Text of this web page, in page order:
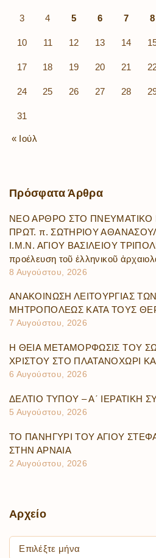
3 4 5 6 7 8
10 11 12 13 14
17 18 19 20 21
24 25 26 27 28
31
« Ιούλ
Πρόσφατα Άρθρα
ΝΕΟ ΑΡΘΡΟ ΣΤΟ ΠΝΕΥΜΑΤΙΚΟ
ΠΡΩΤ. π. ΣΩΤΗΡΙΟΥ
Ι.Μ.Ν. ΑΓΙΟΥ ΒΑΣΙΛΕΙΟΥ
προέλευση τοῦ ἑλληνικοῦ
8 Αυγούστου, 2026
ΑΝΑΚΟΙΝΩΣΗ ΛΕΙΤΟΥΡΓΙΑΣ
ΜΗΤΡΟΠΟΛΕΩΣ ΚΑΤΑ ΤΟΥΣ
7 Αυγούστου, 2026
Η ΘΕΙΑ ΜΕΤΑΜΟΡΦΩΣΙΣ ΤΟΥ
ΧΡΙΣΤΟΥ ΣΤΟ ΠΛΑΤΑΝΟΧΩΡΙ
6 Αυγούστου, 2026
ΔΕΛΤΙΟ ΤΥΠΟΥ – Α΄ ΙΕΡΑΤΙΚΗ
5 Αυγούστου, 2026
ΤΟ ΠΑΝΗΓΥΡΙ ΤΟΥ ΑΓΙΟΥ
ΣΤΗΝ ΑΡΝΑΙΑ
2 Αυγούστου, 2026
Αρχείο